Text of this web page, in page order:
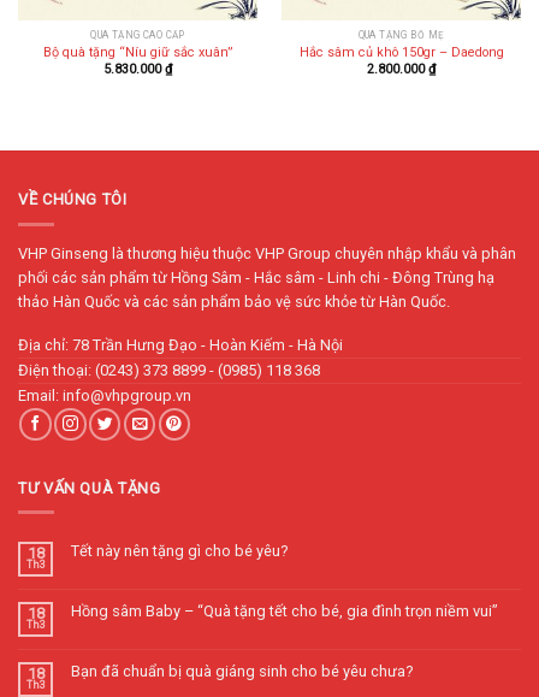
QUÀ TẶNG CAO CẤP
Bộ quà tặng “Níu giữ sắc xuân”
5.830.000₫
QUÀ TẶNG BỐ MẸ
Hắc sâm củ khô 150gr – Daedong
2.800.000₫
VỀ CHÚNG TÔI
VHP Ginseng là thương hiệu thuộc VHP Group chuyên nhập khẩu và phân
phối các sản phẩm từ Hồng Sâm - Hắc sâm - Linh chi - Đông Trùng hạ
thảo Hàn Quốc và các sản phẩm bảo vệ sức khỏe từ Hàn Quốc.
Địa chỉ: 78 Trần Hưng Đạo - Hoàn Kiếm - Hà Nội
Điện thoại: (0243) 373 8899 - (0985) 118 368
Email: info@vhpgroup.vn
TƯ VẤN QUÀ TẶNG
18
Th3
Tết này nên tặng gì cho bé yêu?
18
Th3
Hồng sâm Baby – “Quà tặng tết cho bé, gia đình trọn niềm vui”
18
Th3
Bạn đã chuẩn bị quà giáng sinh cho bé yêu chưa?